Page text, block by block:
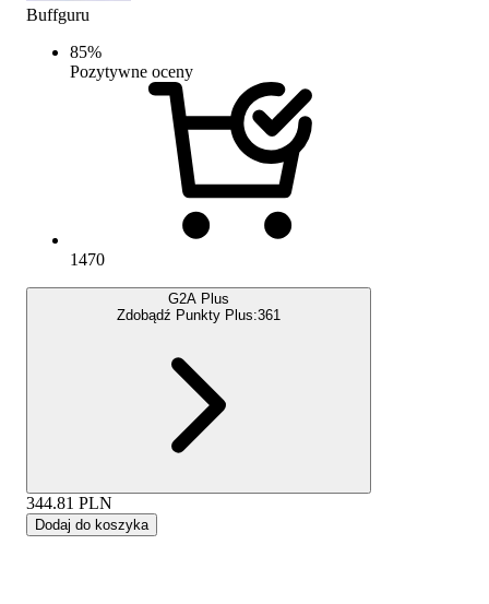
Buffguru
85%
Pozytywne oceny
1470
G2A Plus
Zdobądź Punkty Plus:361
344.81 PLN
Dodaj do koszyka